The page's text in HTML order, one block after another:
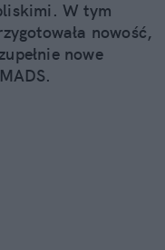
W tym
nowość,
nowe